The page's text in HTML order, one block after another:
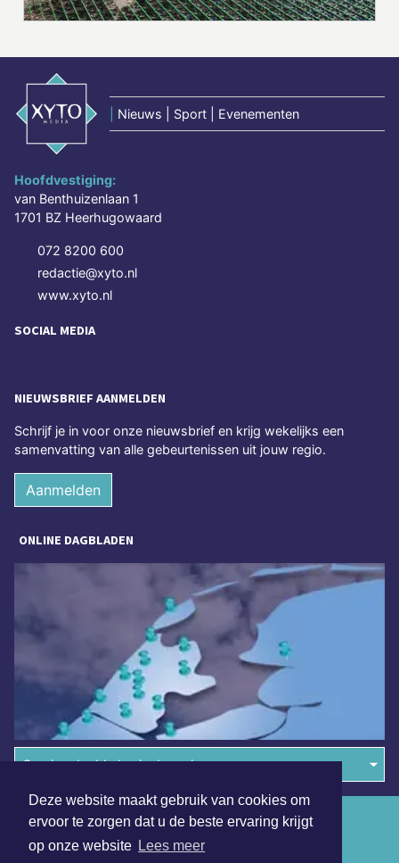
Deze website maakt gebruik van cookies om
ervoor te zorgen dat u de beste ervaring krijgt
op onze website Lees meer
Nieuws | Sport | Evenementen
Hoofdvestiging:
van Benthuizenlaan 1
1701 BZ Heerhugowaard
072 8200 600
redactie@xyto.nl
www.xyto.nl
SOCIAL MEDIA
NIEUWSBRIEF AANMELDEN
Schrijf je in voor onze nieuwsbrief en krijg wekelijks een
samenvatting van alle gebeurtenissen uit jouw regio.
Aanmelden
ONLINE DAGBLADEN
Overige dagbladen in de regio
Algemene voorwaarden
Disclaimer